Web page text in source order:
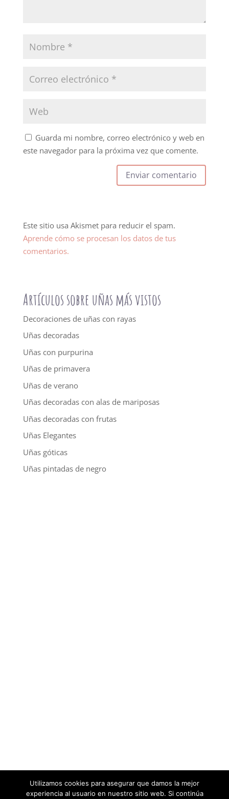
Guarda mi nombre, correo electrónico y web en
este navegador para la próxima vez que comente.
Este sitio usa Akismet para reducir el spam.
Aprende cómo se procesan los datos de tus
comentarios.
Artículos sobre uñas más vistos
Decoraciones de uñas con rayas
Uñas decoradas
Uñas con purpurina
Uñas de primavera
Uñas de verano
Uñas decoradas con alas de mariposas
Uñas decoradas con frutas
Uñas Elegantes
Uñas góticas
Uñas pintadas de negro
Utilizamos cookies para asegurar que damos la mejor
experiencia al usuario en nuestro sitio web. Si continúa